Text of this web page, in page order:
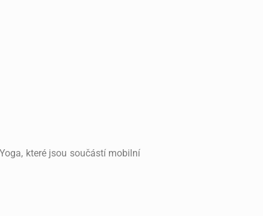
které jsou součástí mobilní